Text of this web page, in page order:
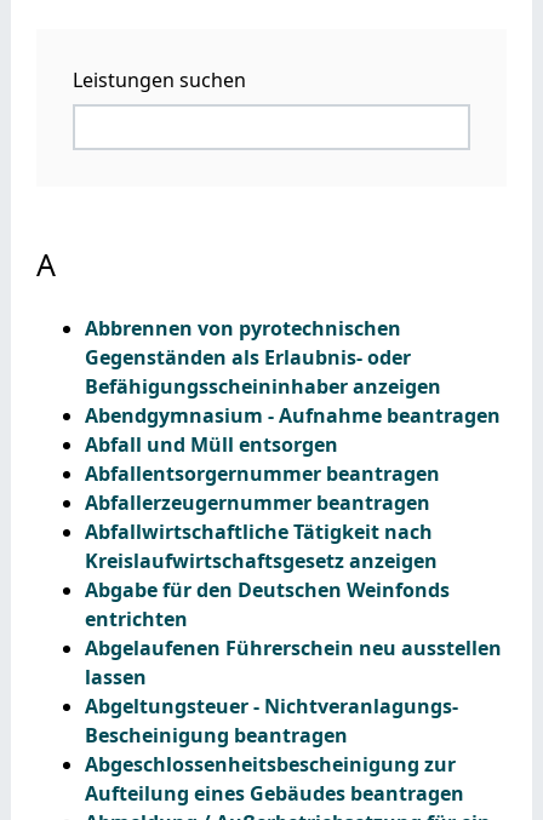
Leistungen suchen
A
Abbrennen von pyrotechnischen
Gegenständen als Erlaubnis- oder
Befähigungsscheininhaber anzeigen
Abendgymnasium - Aufnahme beantragen
Abfall und Müll entsorgen
Abfallentsorgernummer beantragen
Abfallerzeugernummer beantragen
Abfallwirtschaftliche Tätigkeit nach
Kreislaufwirtschaftsgesetz anzeigen
Abgabe für den Deutschen Weinfonds
entrichten
Abgelaufenen Führerschein neu ausstellen
lassen
Abgeltungsteuer - Nichtveranlagungs-
Bescheinigung beantragen
Abgeschlossenheitsbescheinigung zur
Aufteilung eines Gebäudes beantragen